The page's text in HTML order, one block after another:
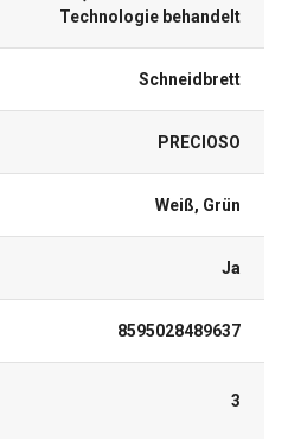
Technologie behandelt
Schneidbrett
PRECIOSO
Weiß, Grün
Ja
8595028489637
3